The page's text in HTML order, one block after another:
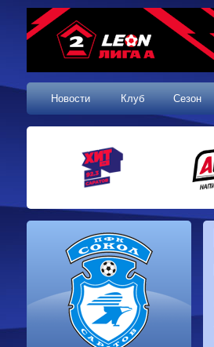
Новости Клуб Сезон